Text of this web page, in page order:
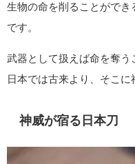
生物の命を削ることができ
です。
武器として扱えば命を奪う
日本では古来より、そこに
神威が宿る日本刀